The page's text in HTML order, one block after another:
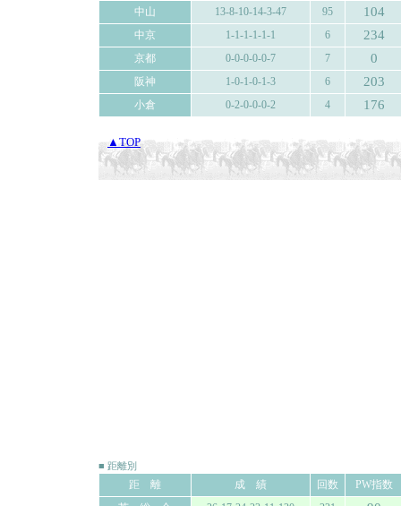
中山 13-8-10-14-3-47 95 104
中京 1-1-1-1-1-1 6 234
京都 0-0-0-0-0-7 7 0
阪神 1-0-1-0-1-3 6 203
小倉 0-2-0-0-0-2 4 176
▲TOP
■ 距離別
距 離 成 績 回数
PW指数